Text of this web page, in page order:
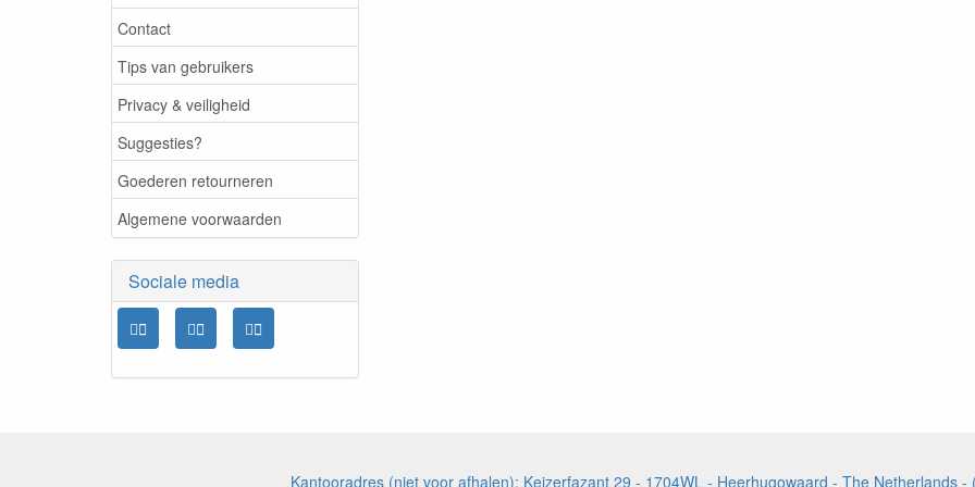
Contact
Tips van gebruikers
Privacy & veiligheid
Suggesties?
Goederen retourneren
Algemene voorwaarden
Sociale media
Kantooradres (niet voor afhalen): Keizerfazant 29 - 1704WL - Heerhugowaard - The Netherlands